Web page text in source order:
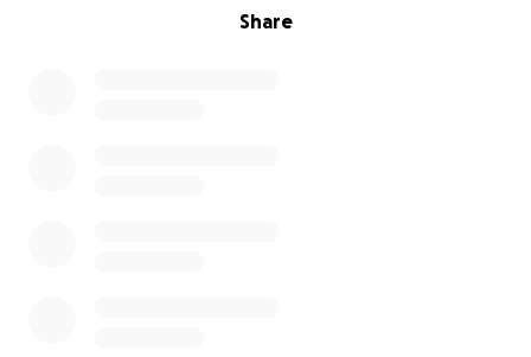
Share